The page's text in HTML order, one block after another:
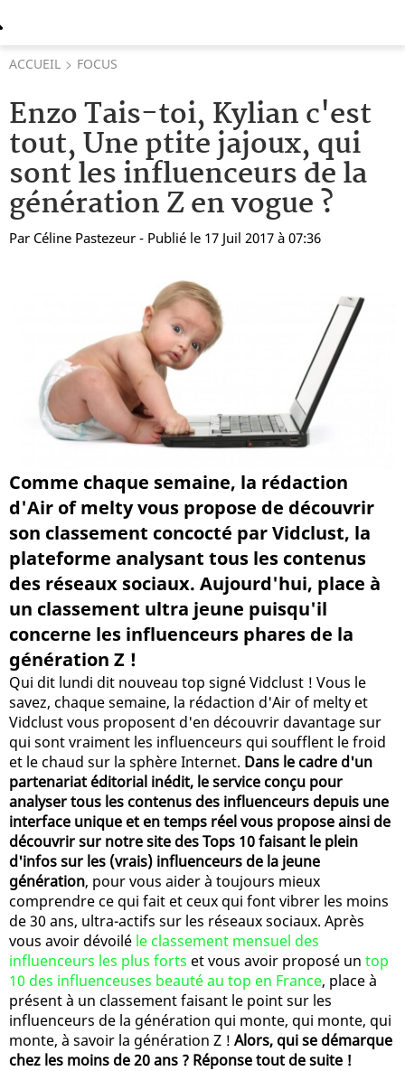
ACCUEIL FOCUS
Enzo Tais-toi, Kylian c'est
tout, Une ptite jajoux, qui
sont les influenceurs de la
génération Z en vogue ?
Par Céline Pastezeur - Publié le 17 Juil 2017 à 07:36
Comme chaque semaine, la rédaction
d'Air of melty vous propose de découvrir
son classement concocté par Vidclust, la
plateforme analysant tous les contenus
des réseaux sociaux. Aujourd'hui, place à
un classement ultra jeune puisqu'il
concerne les influenceurs phares de la
génération Z !
Qui dit lundi dit nouveau top signé Vidclust ! Vous le
savez, chaque semaine, la rédaction d'Air of melty et
Vidclust vous proposent d'en découvrir davantage sur
qui sont vraiment les influenceurs qui soufflent le froid
et le chaud sur la sphère Internet. Dans le cadre d'un
partenariat éditorial inédit, le service conçu pour
analyser tous les contenus des influenceurs depuis une
interface unique et en temps réel vous propose ainsi de
découvrir sur notre site des Tops 10 faisant le plein
d'infos sur les (vrais) influenceurs de la jeune
génération, pour vous aider à toujours mieux
comprendre ce qui fait et ceux qui font vibrer les moins
de 30 ans, ultra-actifs sur les réseaux sociaux. Après
vous avoir dévoilé le classement mensuel des
influenceurs les plus forts et vous avoir proposé un top
10 des influenceuses beauté au top en France, place à
présent à un classement faisant le point sur les
influenceurs de la génération qui monte, qui monte, qui
monte, à savoir la génération Z ! Alors, qui se démarque
chez les moins de 20 ans ? Réponse tout de suite !